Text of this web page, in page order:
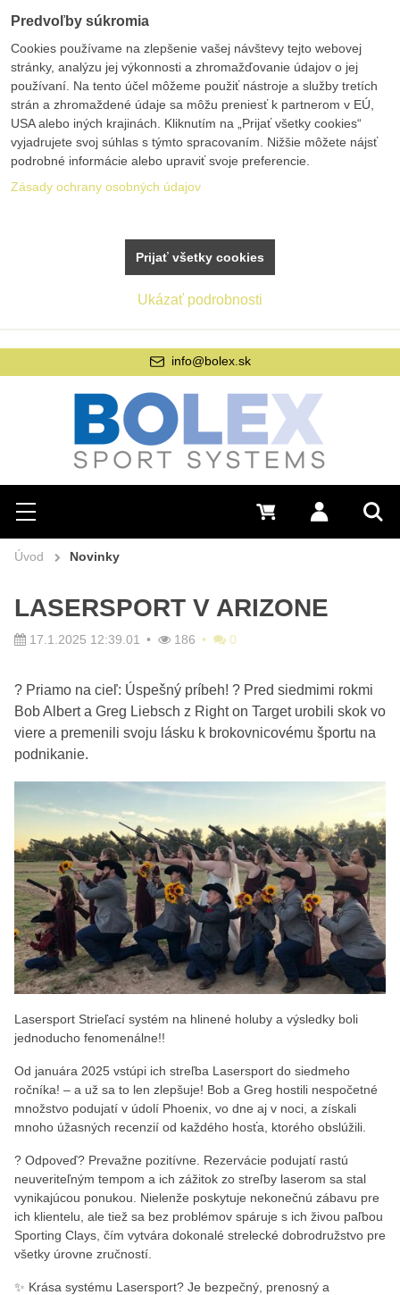
Hľadať
Menu Prihlásiť sa
0 €
info@bolex.sk
Úvod Novinky
LASERSPORT V ARIZONE
17.1.2025 12:39.01 186 0
? Priamo na cieľ: Úspešný príbeh! ? Pred siedmimi rokmi
Bob Albert a Greg Liebsch z Right on Target urobili skok vo
viere a premenili svoju lásku k brokovnicovému športu na
podnikanie.
Lasersport Strieľací systém na hlinené holuby a výsledky boli
jednoducho fenomenálne!!
Od januára 2025 vstúpi ich streľba Lasersport do siedmeho
ročníka! – a už sa to len zlepšuje! Bob a Greg hostili nespočetné
množstvo podujatí v údolí Phoenix, vo dne aj v noci, a získali
mnoho úžasných recenzií od každého hosťa, ktorého obslúžili.
? Odpoveď? Prevažne pozitívne. Rezervácie podujatí rastú
neuveriteľným tempom a ich zážitok zo streľby laserom sa stal
vynikajúcou ponukou. Nielenže poskytuje nekonečnú zábavu pre
ich klientelu, ale tiež sa bez problémov spáruje s ich živou paľbou
Sporting Clays, čím vytvára dokonalé strelecké dobrodružstvo pre
všetky úrovne zručností.
✨ Krása systému Lasersport? Je bezpečný, prenosný a
Predvoľby súkromia
Cookies používame na zlepšenie vašej návštevy tejto webovej
stránky, analýzu jej výkonnosti a zhromažďovanie údajov o jej
používaní. Na tento účel môžeme použiť nástroje a služby tretích
strán a zhromaždené údaje sa môžu preniesť k partnerom v EÚ,
USA alebo iných krajinách. Kliknutím na „Prijať všetky cookies“
vyjadrujete svoj súhlas s týmto spracovaním. Nižšie môžete nájsť
podrobné informácie alebo upraviť svoje preferencie.
Zásady ochrany osobných údajov
Ukázať podrobnosti
Prijať všetky cookies